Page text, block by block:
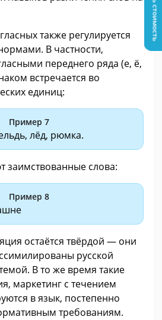
также регулируется
В частности,
переднего ряда (е, ё,
встречается во
единиц:
Пример 7
лёд, рюмка.
заимствованные слова:
Пример 8
остаётся твёрдой — они
русской
В то же время такие
маркетинг с течением
в язык, постепенно
требованиям.